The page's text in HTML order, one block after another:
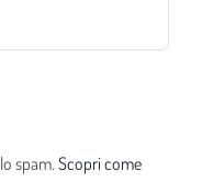
spam. Scopri come